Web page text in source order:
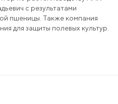
с результатами
пшеницы. Также компания
для защиты полевых культур.